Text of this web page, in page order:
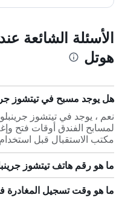
الأسئلة الشائعة
هوتل
هل يوجد مسبح في تيتشوز
نعم ، يوجد في تيتشوز
لمسابح الفندق أوقات فتح
مكتب الاستقبال قبل
ما هو رقم هاتف تيتشوز
ما هو وقت تسجيل المغادرة